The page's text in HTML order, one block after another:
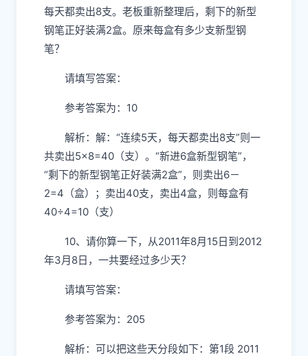
每天都卖出8支。老板重新整理后，剩下的新型
钢笔正好装满2盒。原来每盒有多少支新型钢
笔？
请填写答案：
参考答案为：10
解析：解：“连续5天，每天都卖出8支”则一
共卖出5×8=40（支）。“新进6盒新型钢笔”，
“剩下的新型钢笔正好装满2盒”，则卖出6－
2=4（盒）；卖出40支，卖出4盒，则每盒有
40÷4=10（支）
10、请你算一下，从2011年8月15日到2012
年3月8日，一共要经过多少天？
请填写答案：
参考答案为：205
解析：可以把这些天分段如下：第1段 2011